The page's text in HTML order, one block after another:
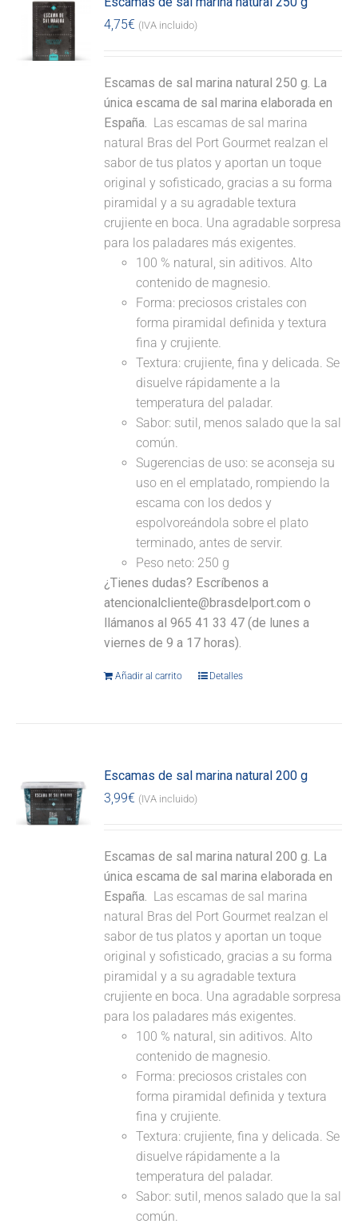
4,75€ (IVA incluido)
Escamas de sal marina natural 250 g. La
única escama de sal marina elaborada en
España. Las escamas de sal marina
natural Bras del Port Gourmet realzan el
sabor de tus platos y aportan un toque
original y sofisticado, gracias a su forma
piramidal y a su agradable textura
crujiente en boca. Una agradable sorpresa
para los paladares más exigentes.
100 % natural, sin aditivos. Alto
contenido de magnesio.
Forma: preciosos cristales con
forma piramidal definida y textura
fina y crujiente.
Textura: crujiente, fina y delicada. Se
disuelve rápidamente a la
temperatura del paladar.
Sabor: sutil, menos salado que la sal
común.
Sugerencias de uso: se aconseja su
uso en el emplatado, rompiendo la
escama con los dedos y
espolvoreándola sobre el plato
terminado, antes de servir.
Peso neto: 250 g
¿Tienes dudas? Escríbenos a
atencionalcliente@brasdelport.com o
llámanos al 965 41 33 47 (de lunes a
viernes de 9 a 17 horas).
Añadir al carrito Detalles
Escamas de sal marina natural 200 g
3,99€ (IVA incluido)
Escamas de sal marina natural 200 g. La
única escama de sal marina elaborada en
España. Las escamas de sal marina
natural Bras del Port Gourmet realzan el
sabor de tus platos y aportan un toque
original y sofisticado, gracias a su forma
piramidal y a su agradable textura
crujiente en boca. Una agradable sorpresa
para los paladares más exigentes.
100 % natural, sin aditivos. Alto
contenido de magnesio.
Forma: preciosos cristales con
forma piramidal definida y textura
fina y crujiente.
Textura: crujiente, fina y delicada. Se
disuelve rápidamente a la
temperatura del paladar.
Sabor: sutil, menos salado que la sal
común.